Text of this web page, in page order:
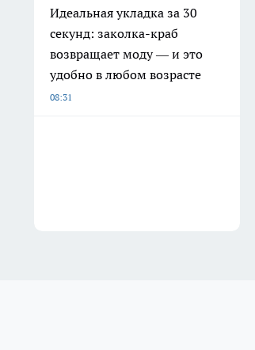
Идеальная укладка за 30
секунд: заколка-краб
возвращает моду — и это
удобно в любом возрасте
08:31